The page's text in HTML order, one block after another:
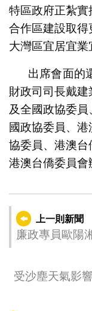
特區政府正紮
合作區建設取
大灣區宜居宜業
出席會面的
財政司司長戴
及全國政協委
國政協委員、
協委員、港澳
港澳台僑委員會
上一則新聞
廉政專員歐陽
受沙塵天氣影